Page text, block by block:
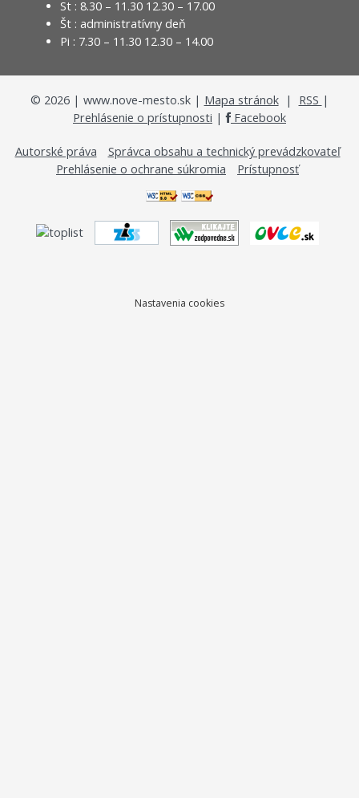
St : 8.30 – 11.30 12.30 – 17.00
Št : administratívny deň
Pi : 7.30 – 11.30 12.30 – 14.00
© 2026| www.nove-mesto.sk | Mapa stránok| RSS |
Prehlásenie o prístupnosti | Facebook
Autorské práva
Správca obsahu a technický prevádzkovateľ
Prehlásenie o ochrane súkromia
Prístupnosť
Nastavenia cookies